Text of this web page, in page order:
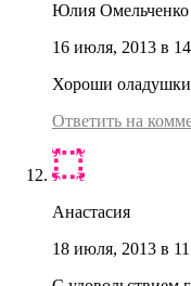
Юлия Омельченко
16 июля, 2013 в
Хороши
Ответить на
Анастасия
18 июля, 2013 в